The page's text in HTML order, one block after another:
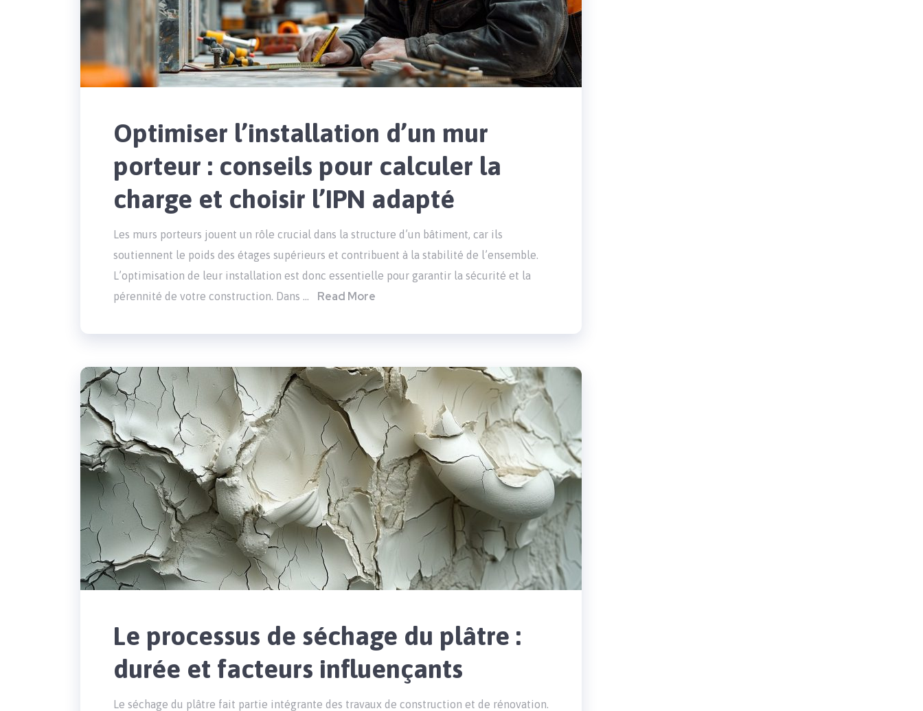
Optimiser l’installation d’un mur
porteur : conseils pour calculer la
charge et choisir l’IPN adapté
Les murs porteurs jouent un rôle crucial dans la structure d’un bâtiment, car ils
soutiennent le poids des étages supérieurs et contribuent à la stabilité de l’ensemble.
L’optimisation de leur installation est donc essentielle pour garantir la sécurité et la
pérennité de votre construction. Dans …
Read More
Le processus de séchage du plâtre :
durée et facteurs influençants
Le séchage du plâtre fait partie intégrante des travaux de construction et de rénovation.